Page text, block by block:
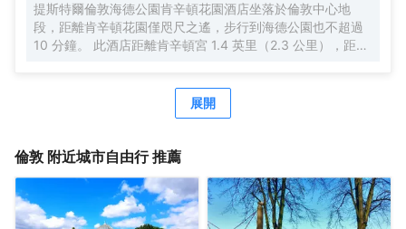
提斯特爾倫敦海德公園肯辛頓花園酒店坐落於倫敦中心地
段，距離肯辛頓花園僅咫尺之遙，步行到海德公園也不超過
10 分鐘。 此酒店距離肯辛頓宮 1.4 英里（2.3 公里），距離
Brasserie啤酒店享用國際美食，還可在這裏的酒吧/酒廊小酌
幾杯，欣賞花園景色。也可以待在房間裏，享受部分時段客
7:00 至 10:00，週末 7:00 至 11:00。 特色服務/設施包括快
室，可用來舉辦活動。酒店提供收費自助停車。 有 175 間空
調客房提供智能電視；您定能在旅途中找到家的舒適。提供
免費無線網絡，方便您與朋友保持聯繫；衞星頻道可滿足您
展開
倫敦 附近城市自由行 推薦